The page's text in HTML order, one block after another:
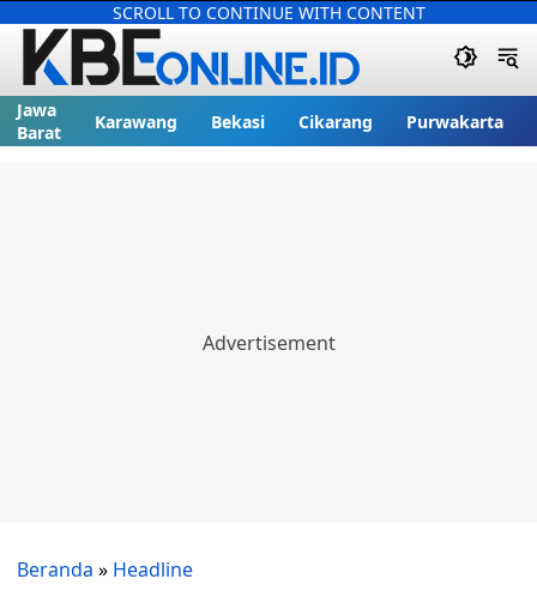
SCROLL TO CONTINUE WITH CONTENT
Jawa
Barat
Karawang Bekasi Cikarang Purwakarta
Beranda » Headline